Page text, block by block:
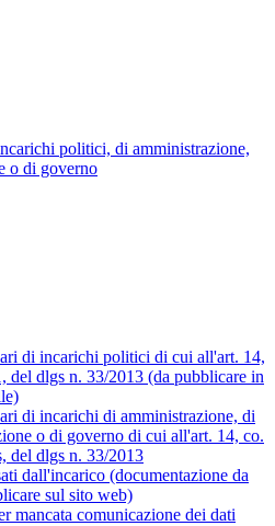
politici, di amministrazione,
o di governo
di incarichi politici di cui all'art. 14,
del dlgs n. 33/2013 (da pubblicare in
di incarichi di amministrazione, di
o di governo di cui all'art. 14, co.
del dlgs n. 33/2013
dall'incarico (documentazione da
sul sito web)
mancata comunicazione dei dati